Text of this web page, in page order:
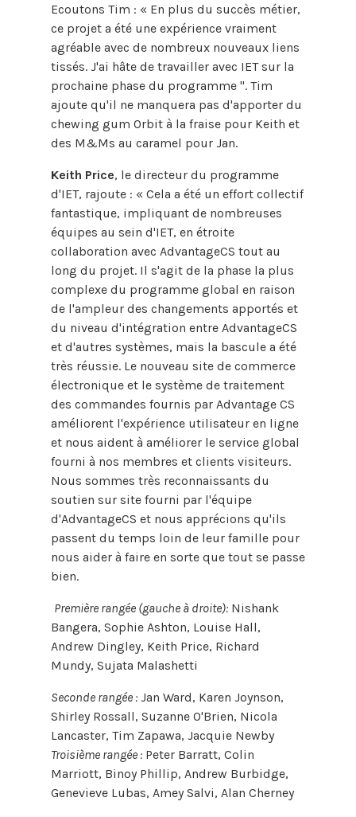
Ecoutons Tim : « En plus du succès métier,
ce projet a été une expérience vraiment
agréable avec de nombreux nouveaux liens
tissés. J'ai hâte de travailler avec IET sur la
prochaine phase du programme ". Tim
ajoute qu'il ne manquera pas d'apporter du
chewing gum Orbit à la fraise pour Keith et
des M&Ms au caramel pour Jan.
Keith Price, le directeur du programme
d'IET, rajoute : « Cela a été un effort collectif
fantastique, impliquant de nombreuses
équipes au sein d'IET, en étroite
collaboration avec AdvantageCS tout au
long du projet. Il s'agit de la phase la plus
complexe du programme global en raison
de l'ampleur des changements apportés et
du niveau d'intégration entre AdvantageCS
et d'autres systèmes, mais la bascule a été
très réussie. Le nouveau site de commerce
électronique et le système de traitement
des commandes fournis par Advantage CS
améliorent l'expérience utilisateur en ligne
et nous aident à améliorer le service global
fourni à nos membres et clients visiteurs.
Nous sommes très reconnaissants du
soutien sur site fourni par l'équipe
d'AdvantageCS et nous apprécions qu'ils
passent du temps loin de leur famille pour
nous aider à faire en sorte que tout se passe
bien.
Première rangée (gauche à droite): Nishank
Bangera, Sophie Ashton, Louise Hall,
Andrew Dingley, Keith Price, Richard
Mundy, Sujata Malashetti
Seconde rangée : Jan Ward, Karen Joynson,
Shirley Rossall, Suzanne O'Brien, Nicola
Lancaster, Tim Zapawa, Jacquie Newby
Troisième rangée : Peter Barratt, Colin
Marriott, Binoy Phillip, Andrew Burbidge,
Genevieve Lubas, Amey Salvi, Alan Cherney